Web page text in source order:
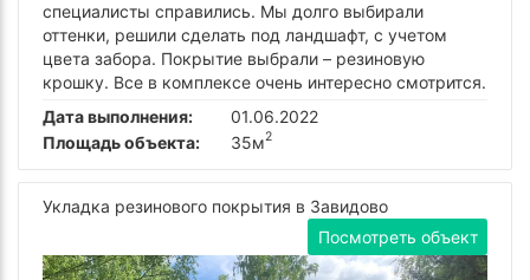
специалисты справились. Мы долго выбирали
оттенки, решили сделать под ландшафт, с учетом
цвета забора. Покрытие выбрали – резиновую
крошку. Все в комплексе очень интересно смотрится.
Дата выполнения:
01.06.2022
Площадь объекта:
35м2
Укладка резинового покрытия в Завидово
Посмотреть объект